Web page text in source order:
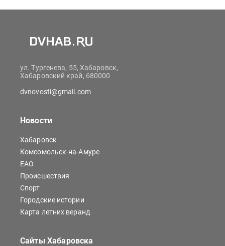
ул. Тургенева, 55, Хабаровск,
Хабаровский край, 680000
dvnovosti@gmail.com
Новости
Хабаровск
Комсомольск-на-Амуре
ЕАО
Происшествия
Спорт
Городские истории
Карта летних веранд
Сайты Хабаровска